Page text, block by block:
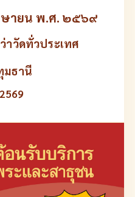
ษายน พ.ศ. ๒๕๖๙
าวัดทั่วประเทศ
มธานี